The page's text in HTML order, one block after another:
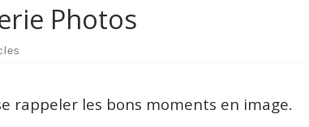
Photos
rappeler les bons moments en image.